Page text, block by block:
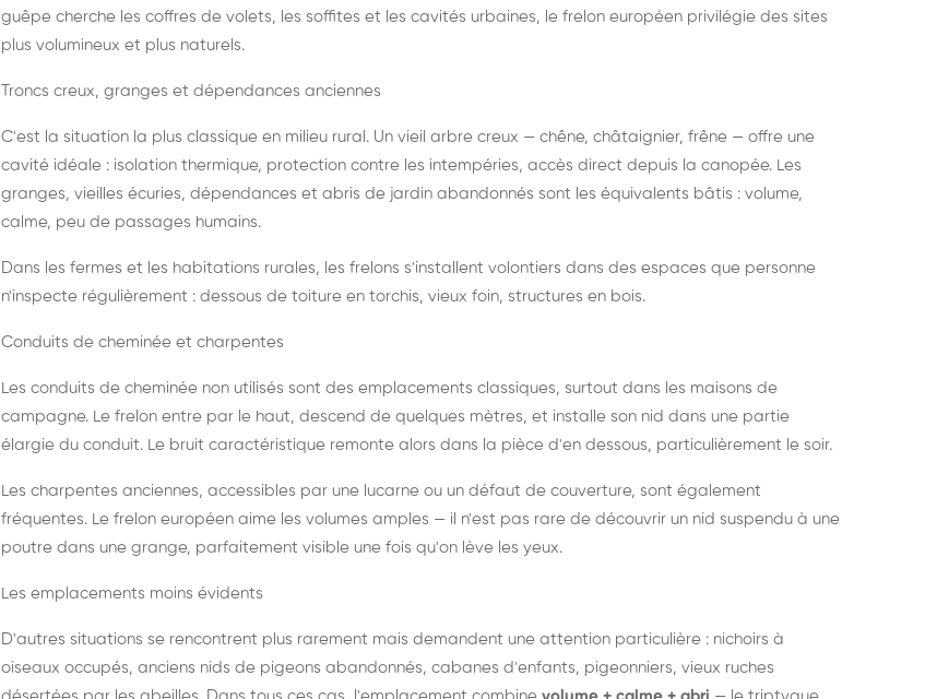
guêpe cherche les coffres de volets, les soffites et les cavités urbaines, le frelon européen privilégie des sites
plus volumineux et plus naturels.
Troncs creux, granges et dépendances anciennes
C'est la situation la plus classique en milieu rural. Un vieil arbre creux — chêne, châtaignier, frêne — offre une
cavité idéale : isolation thermique, protection contre les intempéries, accès direct depuis la canopée. Les
granges, vieilles écuries, dépendances et abris de jardin abandonnés sont les équivalents bâtis : volume,
calme, peu de passages humains.
Dans les fermes et les habitations rurales, les frelons s'installent volontiers dans des espaces que personne
n'inspecte régulièrement : dessous de toiture en torchis, vieux foin, structures en bois.
Conduits de cheminée et charpentes
Les conduits de cheminée non utilisés sont des emplacements classiques, surtout dans les maisons de
campagne. Le frelon entre par le haut, descend de quelques mètres, et installe son nid dans une partie
élargie du conduit. Le bruit caractéristique remonte alors dans la pièce d'en dessous, particulièrement le soir.
Les charpentes anciennes, accessibles par une lucarne ou un défaut de couverture, sont également
fréquentes. Le frelon européen aime les volumes amples — il n'est pas rare de découvrir un nid suspendu à une
poutre dans une grange, parfaitement visible une fois qu'on lève les yeux.
Les emplacements moins évidents
D'autres situations se rencontrent plus rarement mais demandent une attention particulière : nichoirs à
oiseaux occupés, anciens nids de pigeons abandonnés, cabanes d'enfants, pigeonniers, vieux ruches